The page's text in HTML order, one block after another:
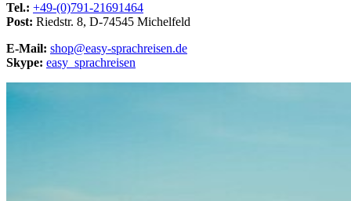
Tel.: +49-(0)791-21691464
Post: Riedstr. 8, D-74545 Michelfeld
E-Mail: shop@easy-sprachreisen.de
Skype: easy_sprachreisen